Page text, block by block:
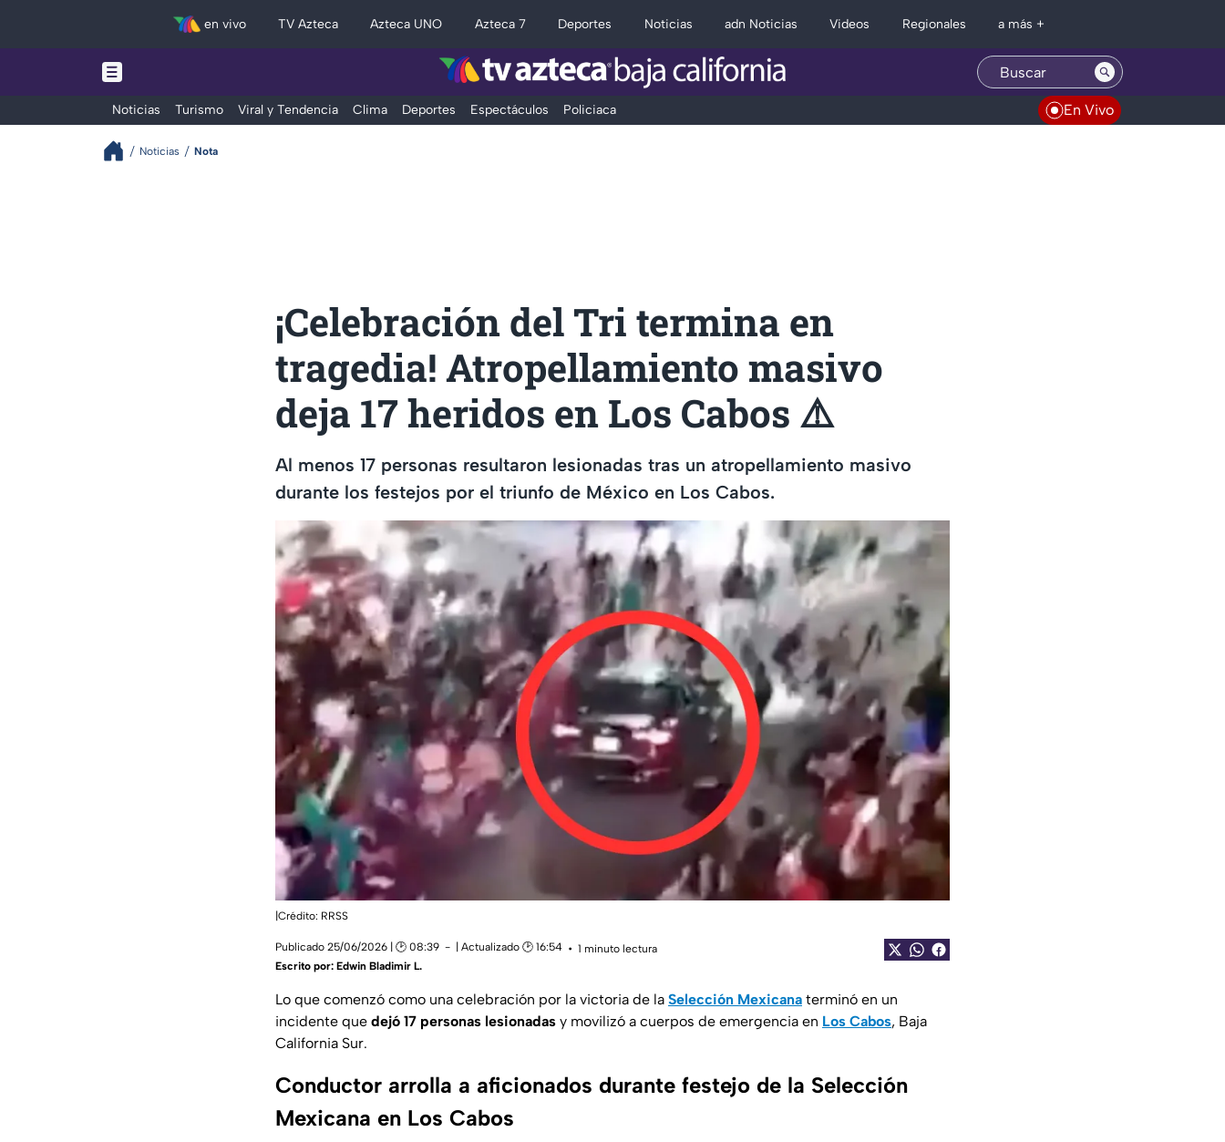
en vivo TV Azteca Azteca UNO Azteca 7 Deportes Noticias adn Noticias Videos Regionales a más +
Noticias Turismo Viral y Tendencia Clima Deportes Espectáculos Policiaca En Vivo
Noticias Nota
¡Celebración del Tri termina en
tragedia! Atropellamiento masivo
deja 17 heridos en Los Cabos ⚠️
Al menos 17 personas resultaron lesionadas tras un atropellamiento masivo
durante los festejos por el triunfo de México en Los Cabos.
|Crédito: RRSS
Publicado 25/06/2026 | 🕑 08:39 | Actualizado 🕑 16:54
1 minuto lectura
Escrito por: Edwin Bladimir L.
Lo que comenzó como una celebración por la victoria de la Selección Mexicana terminó en un
incidente que dejó 17 personas lesionadas y movilizó a cuerpos de emergencia en Los Cabos, Baja
California Sur.
Conductor arrolla a aficionados durante festejo de la Selección
Mexicana en Los Cabos